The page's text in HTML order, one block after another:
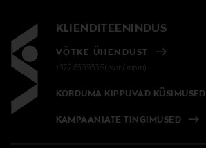
KLIENDITEENINDUS
VÕTKE ÜHENDUST
+372 6339539(pvm/mpm)
KORDUMA KIPPUVAD KÜSIMUSED
KAMPAANIATE TINGIMUSED